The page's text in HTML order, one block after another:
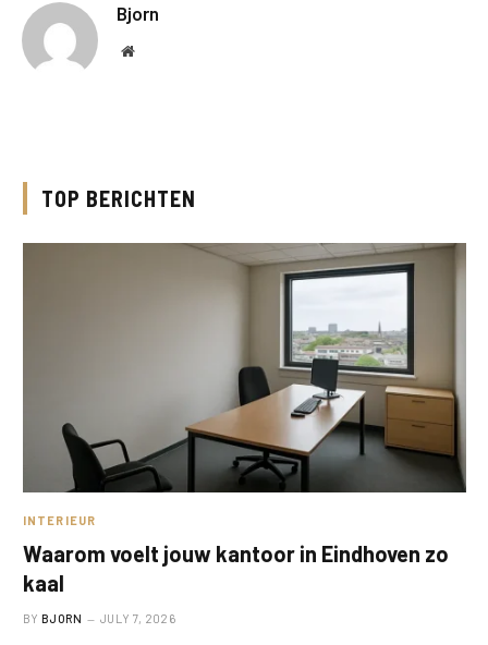
Bjorn
Website
TOP BERICHTEN
INTERIEUR
Waarom voelt jouw kantoor in Eindhoven zo
kaal
BY BJORN JULY 7, 2026